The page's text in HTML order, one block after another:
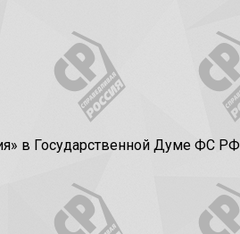
в Государственной Думе ФС РФ